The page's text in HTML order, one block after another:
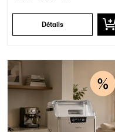
Détails